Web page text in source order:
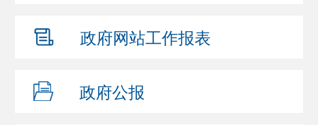
政府网站工作报表
政府公报